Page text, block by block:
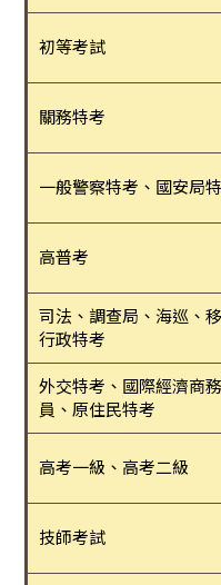
初等考試
關務特考
一般警察特考、國安局
高普考
司法、調查局、海巡、
行政特考
外交特考、國際經濟商
員、原住民特考
高考一級、高考二級
技師考試